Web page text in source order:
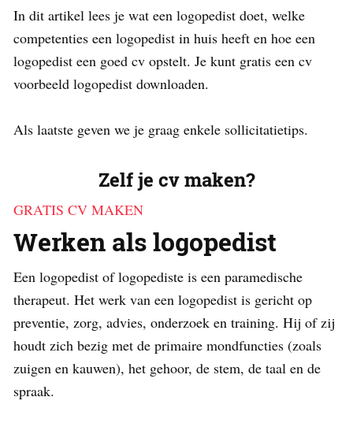
In dit artikel lees je wat een logopedist doet, welke
competenties een logopedist in huis heeft en hoe een
logopedist een goed cv opstelt. Je kunt gratis een cv
voorbeeld logopedist downloaden.
Als laatste geven we je graag enkele sollicitatietips.
Zelf je cv maken?
GRATIS CV MAKEN
Werken als logopedist
Een logopedist of logopediste is een paramedische
therapeut. Het werk van een logopedist is gericht op
preventie, zorg, advies, onderzoek en training. Hij of zij
houdt zich bezig met de primaire mondfuncties (zoals
zuigen en kauwen), het gehoor, de stem, de taal en de
spraak.